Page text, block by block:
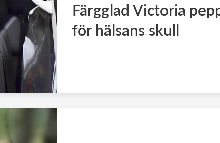
Färgglad Victoria
för hälsans skull